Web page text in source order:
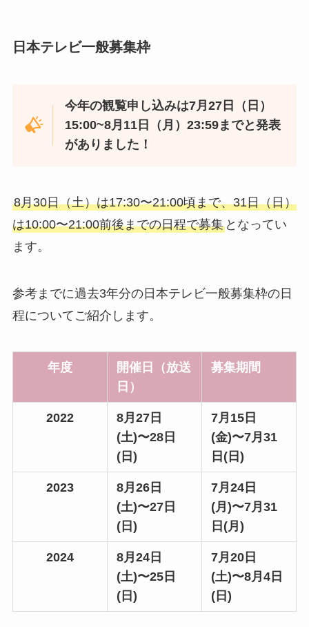
日本テレビ一般募集枠
今年の観覧申し込みは7月27日（日）
15:00~8月11日（月）23:59までと発表
がありました！
8月30日（土）は17:30〜21:00頃まで、31日（日）
は10:00〜21:00前後までの日程で募集となってい
ます。
参考までに過去3年分の日本テレビ一般募集枠の日
程についてご紹介します。
年度
開催日（放送
日）
募集期間
2022
8月27日
(土)〜28日
(日)
7月15日
(金)〜7月31
日(日)
2023
8月26日
(土)〜27日
(日)
7月24日
(月)〜7月31
日(月)
2024
8月24日
(土)〜25日
(日)
7月20日
(土)〜8月4日
(日)